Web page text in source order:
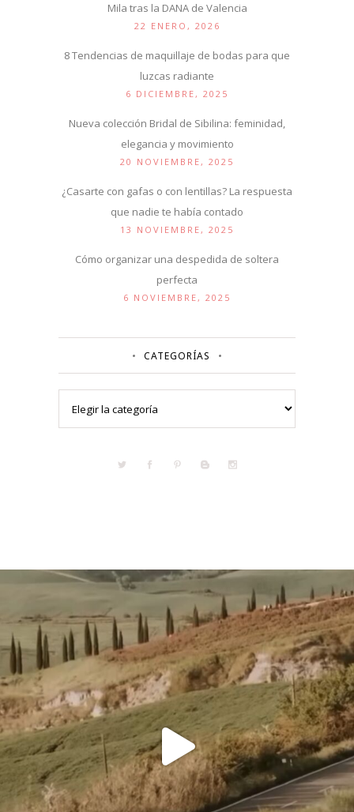
Mila tras la DANA de Valencia
22 ENERO, 2026
8 Tendencias de maquillaje de bodas para que
luzcas radiante
6 DICIEMBRE, 2025
Nueva colección Bridal de Sibilina: feminidad,
elegancia y movimiento
20 NOVIEMBRE, 2025
¿Casarte con gafas o con lentillas? La respuesta
que nadie te había contado
13 NOVIEMBRE, 2025
Cómo organizar una despedida de soltera
perfecta
6 NOVIEMBRE, 2025
CATEGORÍAS